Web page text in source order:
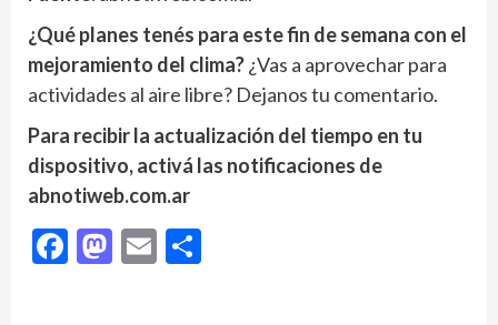
¿Qué planes tenés para este fin de semana con el
mejoramiento del clima?¿Vas a aprovechar para
actividades al aire libre? Dejanos tu comentario.
Para recibir la actualización del tiempo en tu
dispositivo, activá las notificaciones de
abnotiweb.com.ar
Facebook
Mastodon
Email